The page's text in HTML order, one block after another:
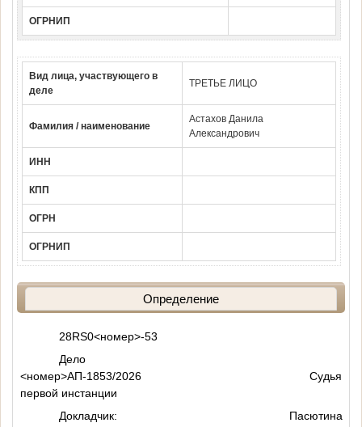
ОГРНИП
Вид лица, участвующего в
деле
ТРЕТЬЕ ЛИЦО
Фамилия / наименование
Астахов Данила
Александрович
ИНН
КПП
ОГРН
ОГРНИП
Определение
28RS0<номер>-53
Дело
<номер>АП-1853/2026 Судья
первой инстанции
Докладчик: Пасютина